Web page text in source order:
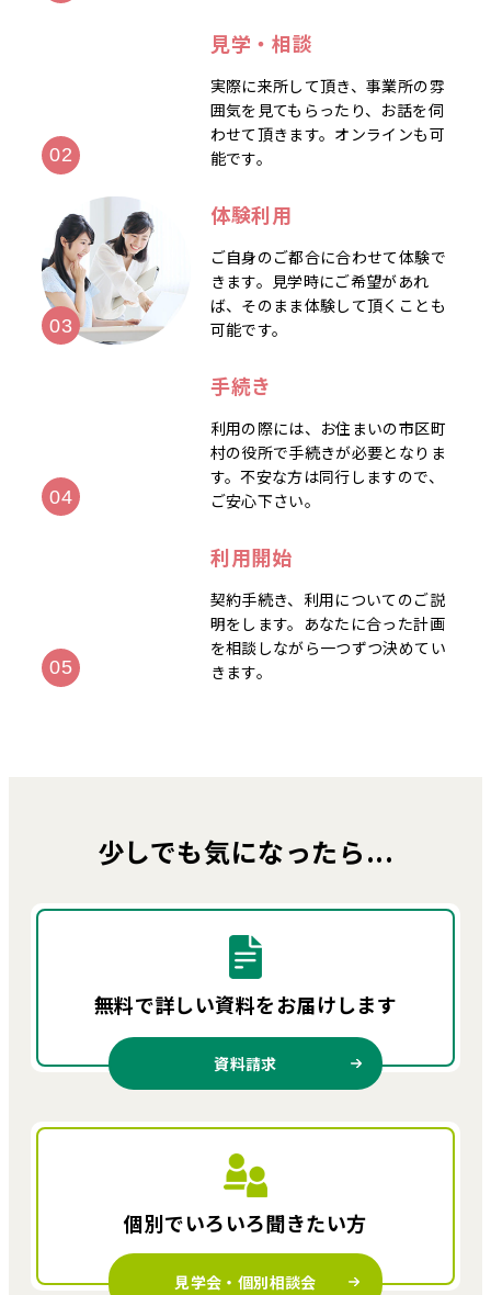
見学・相談
実際に来所して頂き、事業所の雰
囲気を見てもらったり、お話を伺
わせて頂きます。オンラインも可
能です。
体験利用
ご自身のご都合に合わせて体験で
きます。見学時にご希望があれ
ば、そのまま体験して頂くことも
可能です。
手続き
利用の際には、お住まいの市区町
村の役所で手続きが必要となりま
す。不安な方は同行しますので、
ご安心下さい。
利用開始
契約手続き、利用についてのご説
明をします。あなたに合った計画
を相談しながら一つずつ決めてい
きます。
少しでも気になったら...
無料で詳しい資料をお届けします
資料請求
個別でいろいろ聞きたい方
見学会・個別相談会